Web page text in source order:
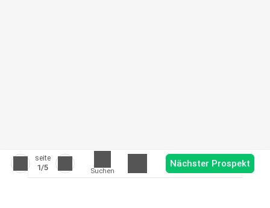
seite
1/5 Suchen
Nächster Prospekt